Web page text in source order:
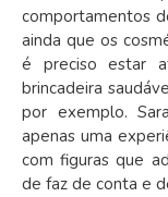
comportamentos
ainda que os
é preciso estar
brincadeira
por exemplo.
apenas uma
com figuras que
de faz de conta e